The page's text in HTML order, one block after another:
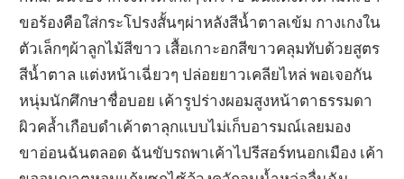
ขอร้องคือใส่กระโปรงสั้นๆผ่าหลังสีน้ำตาลเข้ม กางเกงใน
ตัวเล็กๆผ้าลูกไม้สีขาว เสื้อเกาะอกสีขาวคลุมทับด้วยสูตร
สีน้ำตาล แต่งหน้าเฉี่ยวๆ ปล่อยยาวเคลียไหล่ พอเจอกัน
หนุ่มนักศึกษาชื่อบอย เค้ารูปร่างผอมสูงหน้าตาธรรมดา
ผิวคล้ำเกือบดำเค้าตาลุกแบบไม่เก็บอารมณ์เลยมอง
ขาอ่อนฉันตลอด ฉันขับรถพาเค้าไปรีสอร์ทนอกเมือง เค้า